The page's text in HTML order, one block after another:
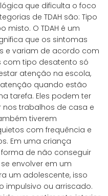
que dificulta o foco
de TDAH são: Tipo
misto. O TDAH é um
que os sintomas
e variam de acordo com
com tipo desatento só
atenção na escola,
quando estão
tarefa. Eles podem ter
trabalhos de casa e
tiverem
com frequência e
Em uma criança
de não conseguir
envolver em um
um adolescente, isso
impulsivo ou arriscado.